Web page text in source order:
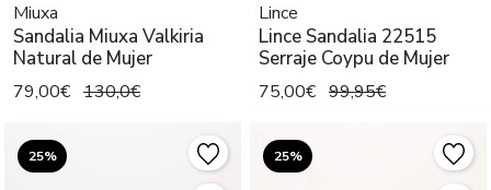
Miuxa
Sandalia Miuxa Valkiria
Natural de Mujer
79,00€ 130,0€
Lince
Lince Sandalia 22515
Serraje Coypu de Mujer
75,00€ 99,95€
25% 25%